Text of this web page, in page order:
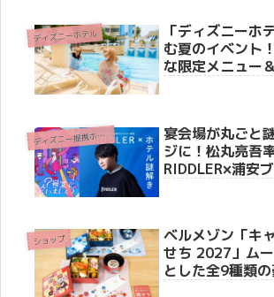
ディズニーホテル
「ディズニーホ
む夏のイベント
な限定メニュー
デ
ィズニー提携ホテル
宴会場が丸ごと
ジに！松丸亮吾
RIDDLER×浦安
ショップ
ベルメゾン「キ
せち 2027」ム
とした全9種類